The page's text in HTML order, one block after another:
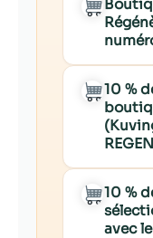
10 %
10 %
avec